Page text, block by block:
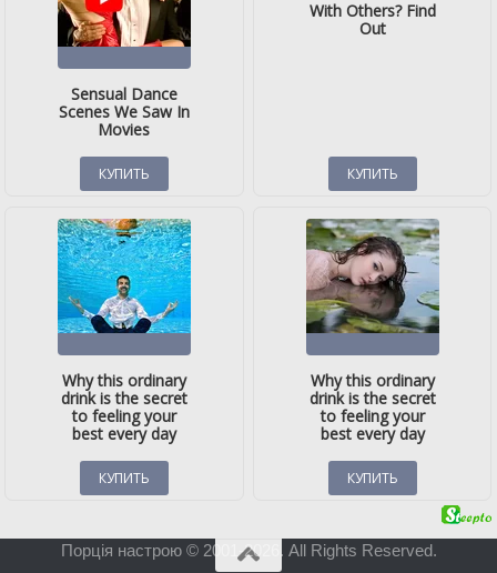
Порція настрою © 2001-2026. All Rights Reserved.